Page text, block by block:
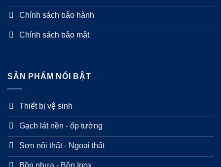
Chính sách bảo hành
Chính sách bảo mật
SẢN PHẨM NỔI BẬT
Thiết bị vệ sinh
Gạch lát nền - ốp tường
Sơn nội thất - Ngoại thất
Bồn nhựa - Bồn Inox